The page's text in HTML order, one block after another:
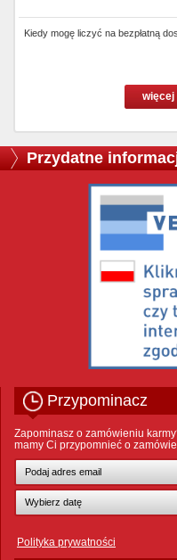
Kiedy mogę liczyć na bezpłatną
Przydatne
Przypominacz
Zapominasz o zamówieniu
mamy Ci przypomnieć o
Polityka prywatności